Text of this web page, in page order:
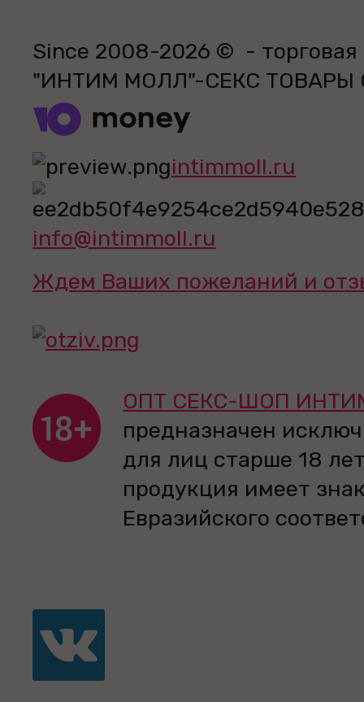
Since 2008-2026 © - торговая
"ИНТИМ МОЛЛ"-СЕКС
intimmoll.ru
info@intimmoll.ru
Ждем Ваших пожеланий и
ОПТ СЕКС-ШОП
предназначен
для лиц старше 18
продукция имеет
Евразийского